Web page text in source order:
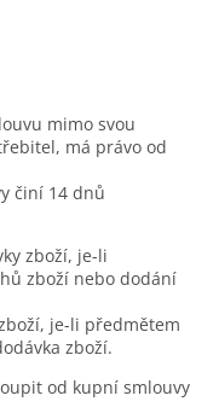
mimo svou
má právo od
činí 14 dnů
zboží, je-li
zboží nebo dodání
je-li předmětem
zboží.
od kupní smlouvy